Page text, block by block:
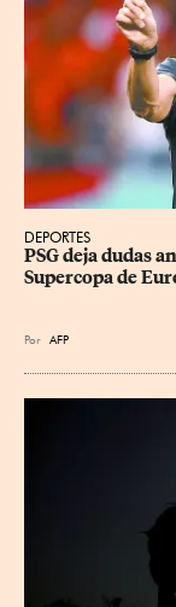
DEPORTES
PSG deja dudas
Supercopa de
Por AFP